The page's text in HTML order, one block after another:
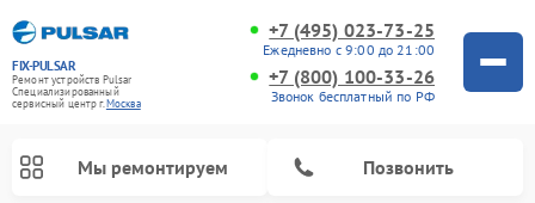
FIX-PULSAR
Ремонт устройств Pulsar
Специализированный
cервисный центр г.Москва
+7 (495) 023-73-25
Ежедневно с 9:00 до 21:00
+7 (800) 100-33-26
Звонок бесплатный по РФ
Мы ремонтируем Позвонить